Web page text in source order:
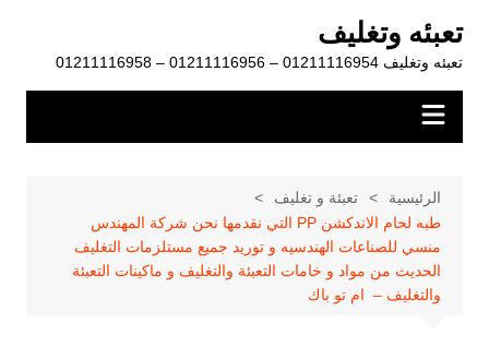
المحتوى
تعبئه وتغليف
تعبئه وتغليف 01211116954 – 01211116956 – 01211116958
الرئيسية
تعبئة و تغليف
طبه لحام الاندكشن PP التي نقدمها نحن شركة المهندس
منسي للصناعات الهندسيه و توريد جميع مستلزمات التغليف
الحديث من مواد و خامات التعبئة والتغليف و ماكينات التعبئة
والتغليف – ام تو باك